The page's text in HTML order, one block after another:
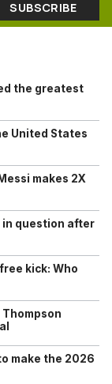
the greatest
United States
makes 2X
in question after
kick: Who
Thompson
make the 2026